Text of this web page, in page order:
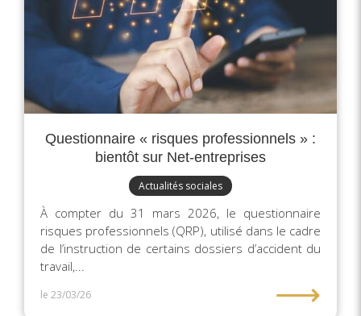
Questionnaire « risques professionnels » :
bientôt sur Net-entreprises
Actualités sociales
À compter du 31 mars 2026, le questionnaire
risques professionnels (QRP), utilisé dans le cadre
de l’instruction de certains dossiers d’accident du
travail,...
le 23/03/26 ⟶